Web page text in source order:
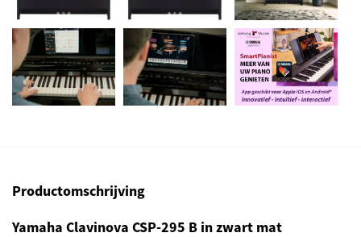
Productomschrijving
Yamaha Clavinova CSP-295 B in zwart mat